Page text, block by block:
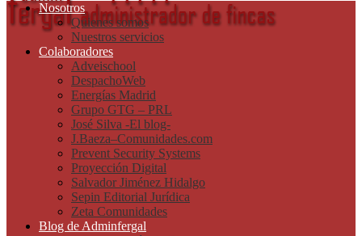
Nosotros
Quienes somos
Nuestros servicios
Colaboradores
Adveischool
DespachoWeb
Energías Madrid
Grupo GTG – PRL
José Silva -El blog-
J.Baeza–Comunidades.com
Prevent Security Systems
Proyección Digital
Salvador Jiménez Hidalgo
Sepin Editorial Jurídica
Zeta Comunidades
Blog de Adminfergal